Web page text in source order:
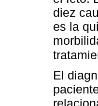
diez
es la
El